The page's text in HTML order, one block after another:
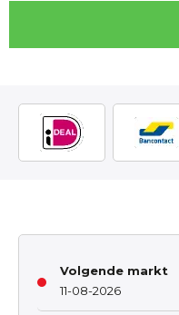
Volgende markt
11-08-2026